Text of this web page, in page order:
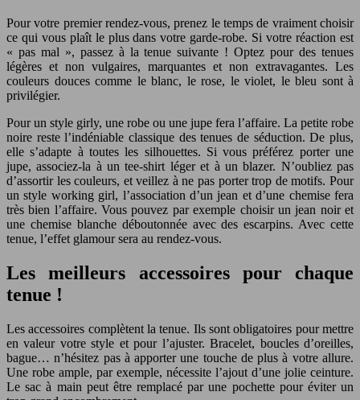
Pour votre premier rendez-vous, prenez le temps de vraiment choisir
ce qui vous plaît le plus dans votre garde-robe. Si votre réaction est
« pas mal », passez à la tenue suivante ! Optez pour des tenues
légères et non vulgaires, marquantes et non extravagantes. Les
couleurs douces comme le blanc, le rose, le violet, le bleu sont à
privilégier.
Pour un style girly, une robe ou une jupe fera l’affaire. La petite robe
noire reste l’indéniable classique des tenues de séduction. De plus,
elle s’adapte à toutes les silhouettes. Si vous préférez porter une
jupe, associez-la à un tee-shirt léger et à un blazer. N’oubliez pas
d’assortir les couleurs, et veillez à ne pas porter trop de motifs. Pour
un style working girl, l’association d’un jean et d’une chemise fera
très bien l’affaire. Vous pouvez par exemple choisir un jean noir et
une chemise blanche déboutonnée avec des escarpins. Avec cette
tenue, l’effet glamour sera au rendez-vous.
Les meilleurs accessoires pour chaque
tenue !
Les accessoires complètent la tenue. Ils sont obligatoires pour mettre
en valeur votre style et pour l’ajuster. Bracelet, boucles d’oreilles,
bague… n’hésitez pas à apporter une touche de plus à votre allure.
Une robe ample, par exemple, nécessite l’ajout d’une jolie ceinture.
Le sac à main peut être remplacé par une pochette pour éviter un